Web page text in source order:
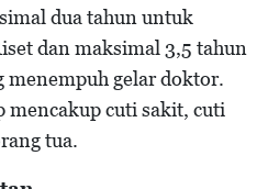
dua tahun untuk
dan maksimal 3,5 tahun
menempuh gelar doktor.
mencakup cuti sakit, cuti
tua.